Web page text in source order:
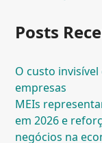
Posts
O custo
empresas
MEIs
em 2026 e
negócios na